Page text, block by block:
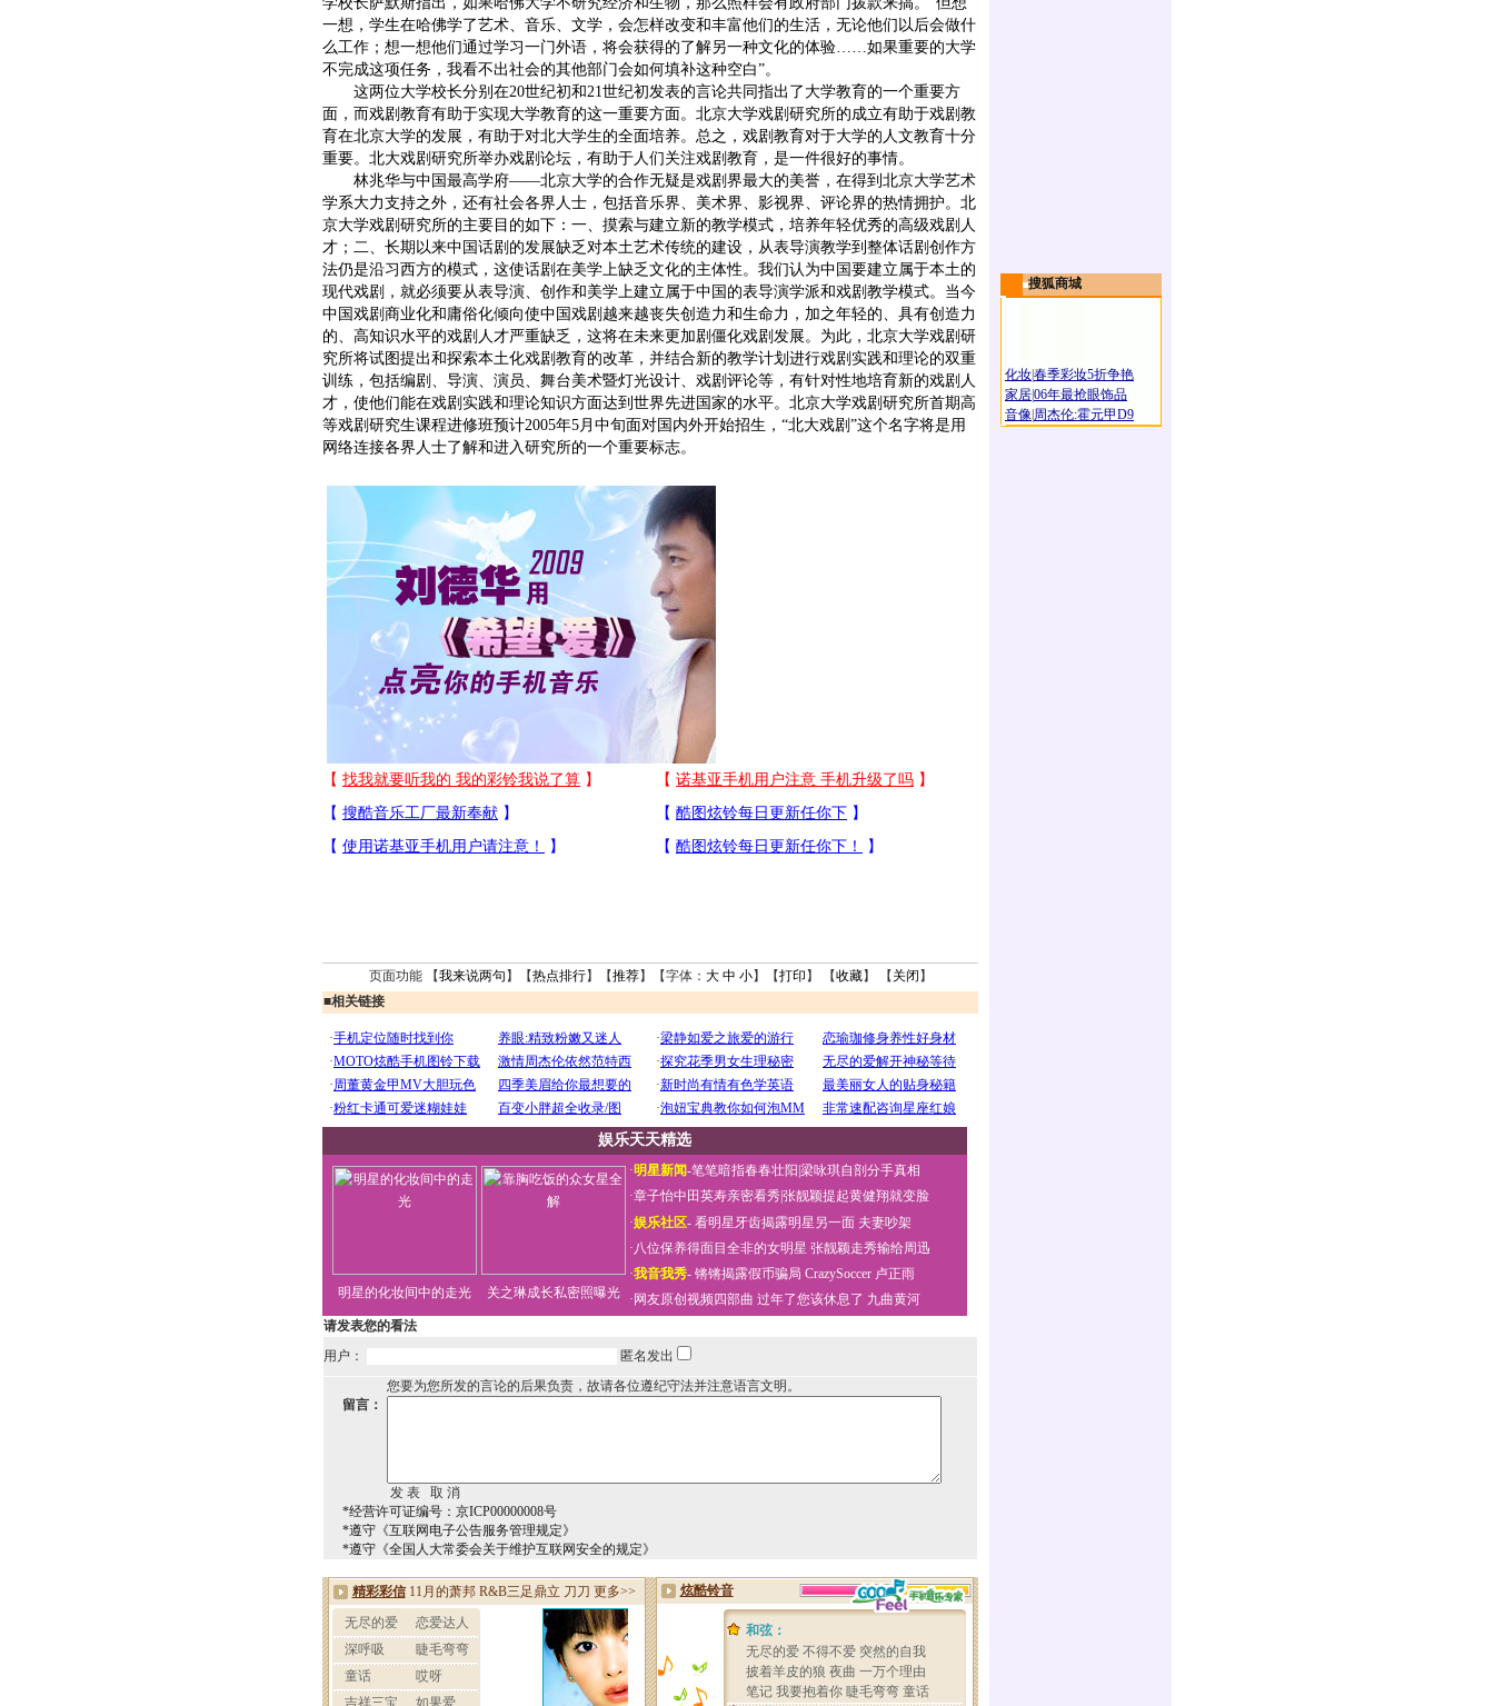
一想，学生在哈佛学了艺术、音乐、文学，会怎样改变和丰富他们的生活，无论他们以后会做什
么工作；想一想他们通过学习一门外语，将会获得的了解另一种文化的体验……如果重要的大学
不完成这项任务，我看不出社会的其他部门会如何填补这种空白”。
这两位大学校长分别在20世纪初和21世纪初发表的言论共同指出了大学教育的一个重要方
面，而戏剧教育有助于实现大学教育的这一重要方面。北京大学戏剧研究所的成立有助于戏剧教
育在北京大学的发展，有助于对北大学生的全面培养。总之，戏剧教育对于大学的人文教育十分
重要。北大戏剧研究所举办戏剧论坛，有助于人们关注戏剧教育，是一件很好的事情。
林兆华与中国最高学府——北京大学的合作无疑是戏剧界最大的美誉，在得到北京大学艺术
学系大力支持之外，还有社会各界人士，包括音乐界、美术界、影视界、评论界的热情拥护。北
京大学戏剧研究所的主要目的如下：一、摸索与建立新的教学模式，培养年轻优秀的高级戏剧人
才；二、长期以来中国话剧的发展缺乏对本土艺术传统的建设，从表导演教学到整体话剧创作方
法仍是沿习西方的模式，这使话剧在美学上缺乏文化的主体性。我们认为中国要建立属于本土的
现代戏剧，就必须要从表导演、创作和美学上建立属于中国的表导演学派和戏剧教学模式。当今
中国戏剧商业化和庸俗化倾向使中国戏剧越来越丧失创造力和生命力，加之年轻的、具有创造力
的、高知识水平的戏剧人才严重缺乏，这将在未来更加剧僵化戏剧发展。为此，北京大学戏剧研
究所将试图提出和探索本土化戏剧教育的改革，并结合新的教学计划进行戏剧实践和理论的双重
训练，包括编剧、导演、演员、舞台美术暨灯光设计、戏剧评论等，有针对性地培育新的戏剧人
才，使他们能在戏剧实践和理论知识方面达到世界先进国家的水平。北京大学戏剧研究所首期高
等戏剧研究生课程进修班预计2005年5月中旬面对国内外开始招生，“北大戏剧”这个名字将是用
网络连接各界人士了解和进入研究所的一个重要标志。
页面功能 【我来说两句 】【热点排行】【推荐】【字体： 大 中 小】【打印 】 【收藏】 【 关闭 】
■相关链接
娱乐天天精选
明星的化妆间中的走光 关之琳成长私密照曝光
·明星新闻-笔笔暗指春春壮阳 梁咏琪自剖分手真相
·章子怡中田英寿亲密看秀张靓颖提起黄健翔就变脸
·娱乐社区- 看明星牙齿揭露明星另一面 夫妻吵架
·八位保养得面目全非的女明星 张靓颖走秀输给周迅
·我音我秀- 锵锵揭露假币骗局 CrazySoccer 卢正雨
· 网友原创视频四部曲 过年了您该休息了 九曲黄河
请发表您的看法
用户：
匿名发出
您要为您所发的言论的后果负责，故请各位遵纪守法并注意语言文明。
留言：
*经营许可证编号：京ICP00000008号
*遵守《互联网电子公告服务管理规定》
*遵守《全国人大常委会关于维护互联网安全的规定》
搜狐商城
化妆春季彩妆5折争艳
家居06年最抢眼饰品
音像 周杰伦:霍元甲D9